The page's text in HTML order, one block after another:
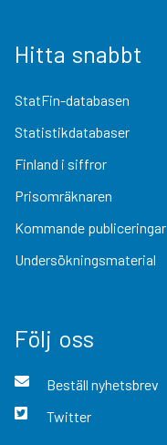
Hitta snabbt
StatFin-databasen
Statistikdatabaser
Finland i siffror
Prisomräknaren
Kommande publiceringar
Undersökningsmaterial
Följ oss
Beställ nyhetsbrev
Twitter